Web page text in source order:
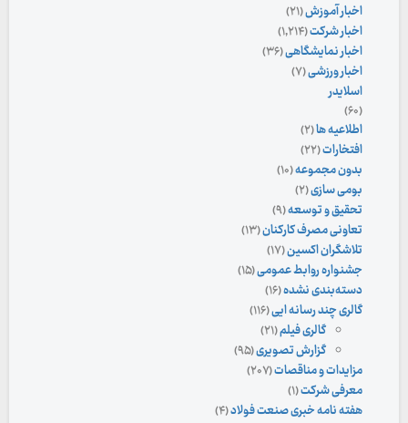
اخبار آموزش(۲۱)
اخبار شرکت(۱,۲۱۴)
اخبار نمایشگاهی(۳۶)
اخبار ورزشی(۷)
اسلایدر
(۶۰)
اطلاعیه ها(۲)
افتخارات(۲۲)
بدون مجموعه(۱۰)
بومی سازی(۲)
تحقیق و توسعه(۹)
تعاونی مصرف کارکنان(۱۳)
تلاشگران اکسین(۱۷)
جشنواره روابط عمومی(۱۵)
دسته‌بندی نشده(۱۶)
گالری چند رسانه ایی(۱۱۶)
گالری فیلم(۲۱)
گزارش تصویری(۹۵)
مزایدات و مناقصات(۲۰۷)
معرفی شرکت(۱)
هفته نامه خبری صنعت فولاد(۴)